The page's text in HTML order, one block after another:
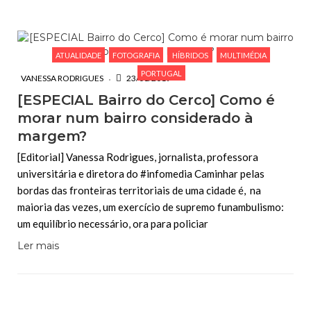
ATUALIDADE FOTOGRAFIA HÍBRIDOS
MULTIMÉDIA
PORTUGAL
VANESSA RODRIGUES 23/01/2019
[ESPECIAL Bairro do Cerco] Como é
morar num bairro considerado à
margem?
[Editorial] Vanessa Rodrigues, jornalista, professora
universitária e diretora do #infomedia Caminhar pelas
bordas das fronteiras territoriais de uma cidade é, na
maioria das vezes, um exercício de supremo funambulismo:
um equilíbrio necessário, ora para policiar
Ler mais